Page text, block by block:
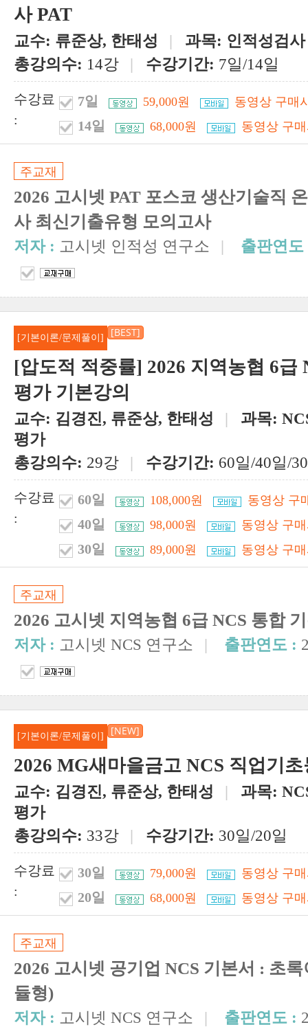
사 PAT
교수: 류준상, 한태성 | 과목: 인적성검사
총강의수: 14강 | 수강기간: 7일/14일
수강료
:
7일 59,000원 동영상 구매
14일 68,000원 동영상 구
주교재
2026 고시넷 PAT 포스코 생산기술직
사 최신기출유형 모의고사
저자 : 고시넷 인적성 연구소 | 출판연
[기본이론/문제풀이] [BEST]
[압도적 적중률] 2026 지역농협 6급
평가 기본강의
교수: 김경진, 류준상, 한태성 | 과목:
평가
총강의수: 29강 | 수강기간: 60일/40일/
수강료
:
60일 108,000원 동영상 구
40일 98,000원 동영상 구
30일 89,000원 동영상 구
주교재
2026 고시넷 지역농협 6급 NCS 통합
저자 : 고시넷 NCS 연구소 | 출판연도 :
[기본이론/문제풀이] [NEW]
2026 MG새마을금고 NCS 직업기
교수: 김경진, 류준상, 한태성 | 과목:
평가
총강의수: 33강 | 수강기간: 30일/20일
수강료
:
30일 79,000원 동영상 구
20일 68,000원 동영상 구
주교재
2026 고시넷 공기업 NCS 기본서 : 초
듈형)
저자 : 고시넷 NCS 연구소 | 출판연도 :